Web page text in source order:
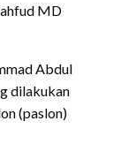
MD
Abdul
dilakukan
(paslon)